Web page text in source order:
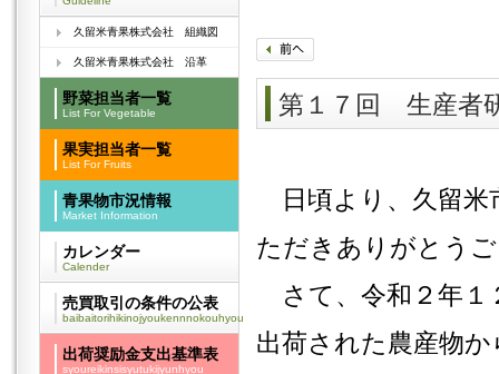
久留米青果株式会社 組織図
久留米青果株式会社 沿革
野菜担当者一覧
List For Vegetable
果実担当者一覧
List For Fruits
青果物市況情報
Market Information
カレンダー
Calender
売買取引の条件の公表
baibaitorihikinojyoukennnokouhyou
出荷奨励金支出基準表
syoureikinsisyutukijyunhyou
第１７回 生産者
日頃より、久留米
ただきありがとう
さて、令和２年１
出荷された農産物